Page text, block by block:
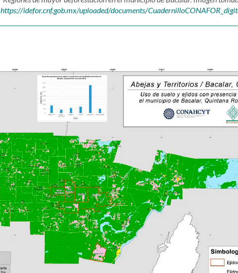
https://idefor.cnf.gob.mx/uploaded/documents/